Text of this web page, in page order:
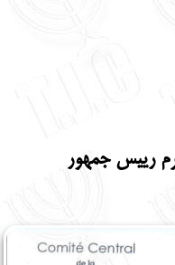
رییس جمهور